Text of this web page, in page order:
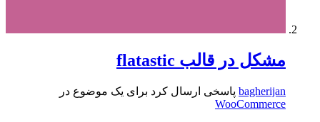
مشکل در قالب flatastic
bagherijan پاسخی ارسال کرد برای یک موضوع در
WooCommerce